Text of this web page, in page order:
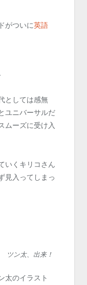
がついに英語
としては感無
ユニバーサルだ
ムーズに受け入
いくキリコさん
入ってしまっ
ツン太、出来！
太のイラスト